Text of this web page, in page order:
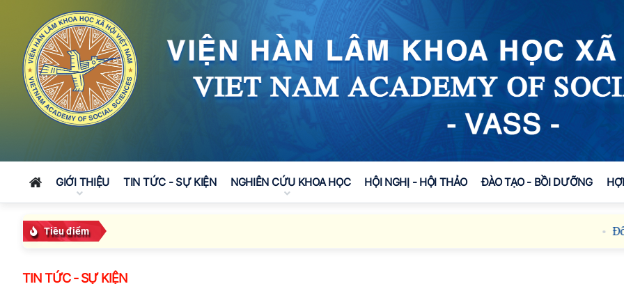
GIỚI THIỆU TIN TỨC - SỰ KIỆN NGHIÊN CỨU KHOA HỌC HỘI NGHỊ - HỘI THẢO ĐÀO TẠO - BỒI DƯỠNG
Tiêu điểm Đối
TIN TỨC - SỰ KIỆN